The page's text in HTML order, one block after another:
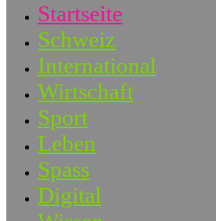
Startseite
Schweiz
International
Wirtschaft
Sport
Leben
Spass
Digital